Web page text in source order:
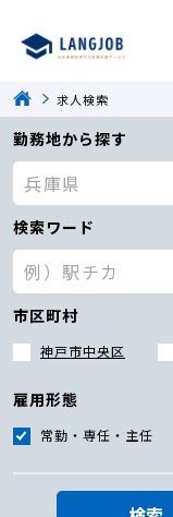
求人検索
勤務地から探す
検索ワード
市区町村
神戸市中央区
雇用形態
常勤・専任・主任